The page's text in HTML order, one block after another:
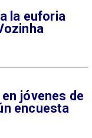
la euforia
jóvenes de
encuesta